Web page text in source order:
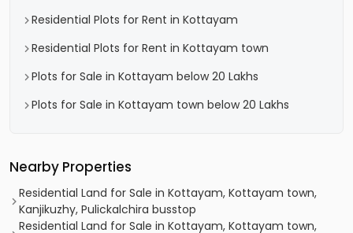
Residential Plots for Rent in Kottayam
Residential Plots for Rent in Kottayam town
Plots for Sale in Kottayam below 20 Lakhs
Plots for Sale in Kottayam town below 20 Lakhs
Nearby Properties
Residential Land for Sale in Kottayam, Kottayam town,
Kanjikuzhy, Pulickalchira busstop
Residential Land for Sale in Kottayam, Kottayam town,